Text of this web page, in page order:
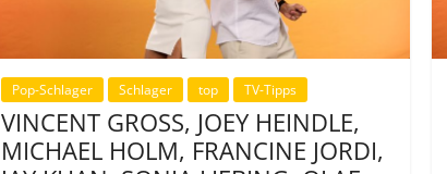
Pop-Schlager Schlager top TV-Tipps
VINCENT GROSS, JOEY HEINDLE,
MICHAEL HOLM, FRANCINE JORDI,